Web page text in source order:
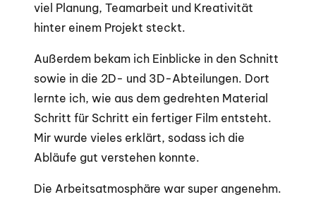
viel Planung, Teamarbeit und Kreativität
hinter einem Projekt steckt.
Außerdem bekam ich Einblicke in den Schnitt
sowie in die 2D- und 3D-Abteilungen. Dort
lernte ich, wie aus dem gedrehten Material
Schritt für Schritt ein fertiger Film entsteht.
Mir wurde vieles erklärt, sodass ich die
Abläufe gut verstehen konnte.
Die Arbeitsatmosphäre war super angenehm.